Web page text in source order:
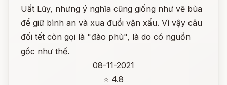
Uất Lũy, nhưng ý nghĩa cũng giống như vẽ bùa
để giữ bình an và xua đuổi vận xấu. Vì vậy câu
đối tết còn gọi là "đào phù", là do có nguồn
gốc như thế.
08-11-2021
⭐ 4.8